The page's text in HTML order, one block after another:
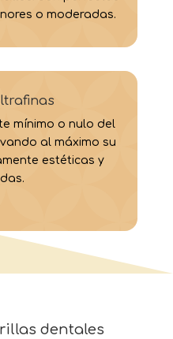
o moderadas.
mínimo o nulo del
al máximo su
estéticas y
dentales